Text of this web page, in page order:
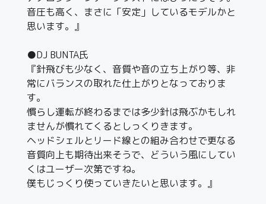
音圧も高く、まさに「安定」しているモデルかと
思います。』
●DJ BUNTA氏
『針飛びも少なく、音質や音の立ち上がり等、非
常にバランスの取れた仕上がりとなっておりま
す。
慣らし運転が終わるまでは多少針は飛ぶかもしれ
ませんが慣れてくるとしっくりきます。
ヘッドシェルとリード線との組み合わせで更なる
音質向上も期待出来そうで、どういう風にしてい
くはユーザー次第ですね。
僕もじっくり使っていきたいと思います。』